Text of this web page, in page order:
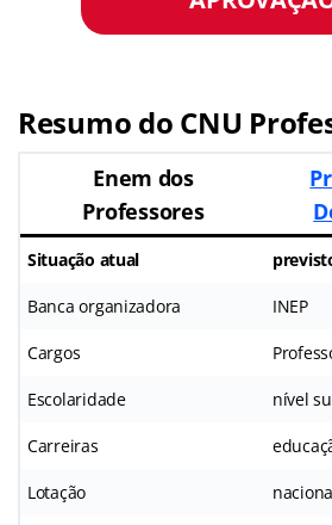
Resumo do CNU
Enem dos
Professores
Situação atual
Banca organizadora INEP
Cargos
Escolaridade nível
Carreiras
Lotação